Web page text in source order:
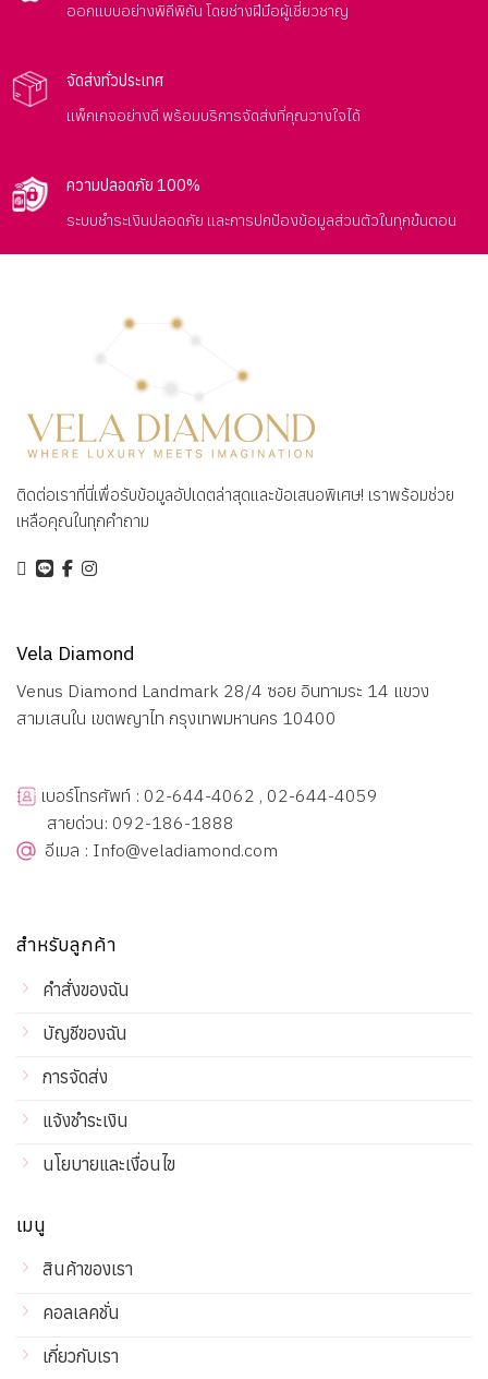
ออกแบบอย่างพิถีพิถัน โดยช่างฝีมือผู้เชี่ยวชาญ
จัดส่งทั่วประเทศ
แพ็กเกจอย่างดี พร้อมบริการจัดส่งที่คุณวางใจได้
ความปลอดภัย 100%
ระบบชำระเงินปลอดภัย และการปกป้องข้อมูลส่วนตัวในทุกขั้นตอน
ติดต่อเราที่นี่เพื่อรับข้อมูลอัปเดตล่าสุดและข้อเสนอพิเศษ! เราพร้อมช่วย
เหลือคุณในทุกคำถาม
สำหรับลูกค้า
คำสั่งของฉัน
บัญชีของฉัน
การจัดส่ง
แจ้งชำระเงิน
นโยบายและเงื่อนไข
เมนู
สินค้าของเรา
คอลเลคชั่น
เกี่ยวกับเรา
Vela Diamond
Venus Diamond Landmark 28/4 ซอย อินทามระ 14 แขวง
สามเสนใน เขตพญาไท กรุงเทพมหานคร 10400
เบอร์โทรศัพท์ : 02-644-4062 , 02-644-4059
สายด่วน: 092-186-1888
อีเมล : Info@veladiamond.com